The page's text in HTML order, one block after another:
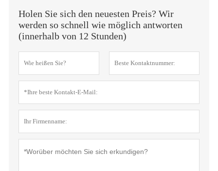
Holen Sie sich den neuesten Preis? Wir
werden so schnell wie möglich antworten
(innerhalb von 12 Stunden)